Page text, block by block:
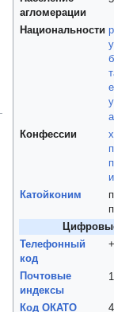
агломерации
Национальности
Конфессии
Катойконим
Телефонный
код
Почтовые
индексы
Код ОКАТО